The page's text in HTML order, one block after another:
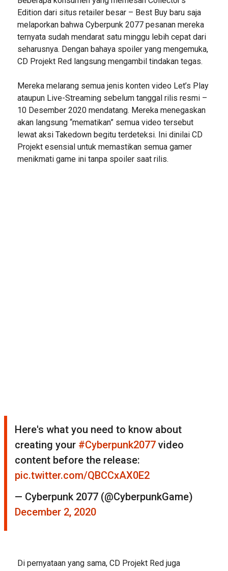
Edition dari situs retailer besar – Best Buy baru saja
melaporkan bahwa Cyberpunk 2077 pesanan mereka
ternyata sudah mendarat satu minggu lebih cepat dari
seharusnya. Dengan bahaya spoiler yang mengemuka,
CD Projekt Red langsung mengambil tindakan tegas.
Mereka melarang semua jenis konten video Let’s Play
ataupun Live-Streaming sebelum tanggal rilis resmi –
10 Desember 2020 mendatang. Mereka menegaskan
akan langsung “mematikan” semua video tersebut
lewat aksi Takedown begitu terdeteksi. Ini dinilai CD
Projekt esensial untuk memastikan semua gamer
menikmati game ini tanpa spoiler saat rilis.
Here's what you need to know about
creating your #Cyberpunk2077 video
content before the release:
pic.twitter.com/QBCCxAX0E2
— Cyberpunk 2077 (@CyberpunkGame)
December 2, 2020
Di pernyataan yang sama, CD Projekt Red juga